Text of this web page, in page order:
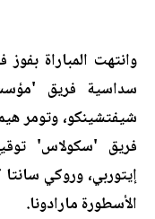
سداسية فريق
شيفتشينكو، وتومر
فريق 'سكولاس'
إيتوربي، وروكي
الأسطورة مارادونا.